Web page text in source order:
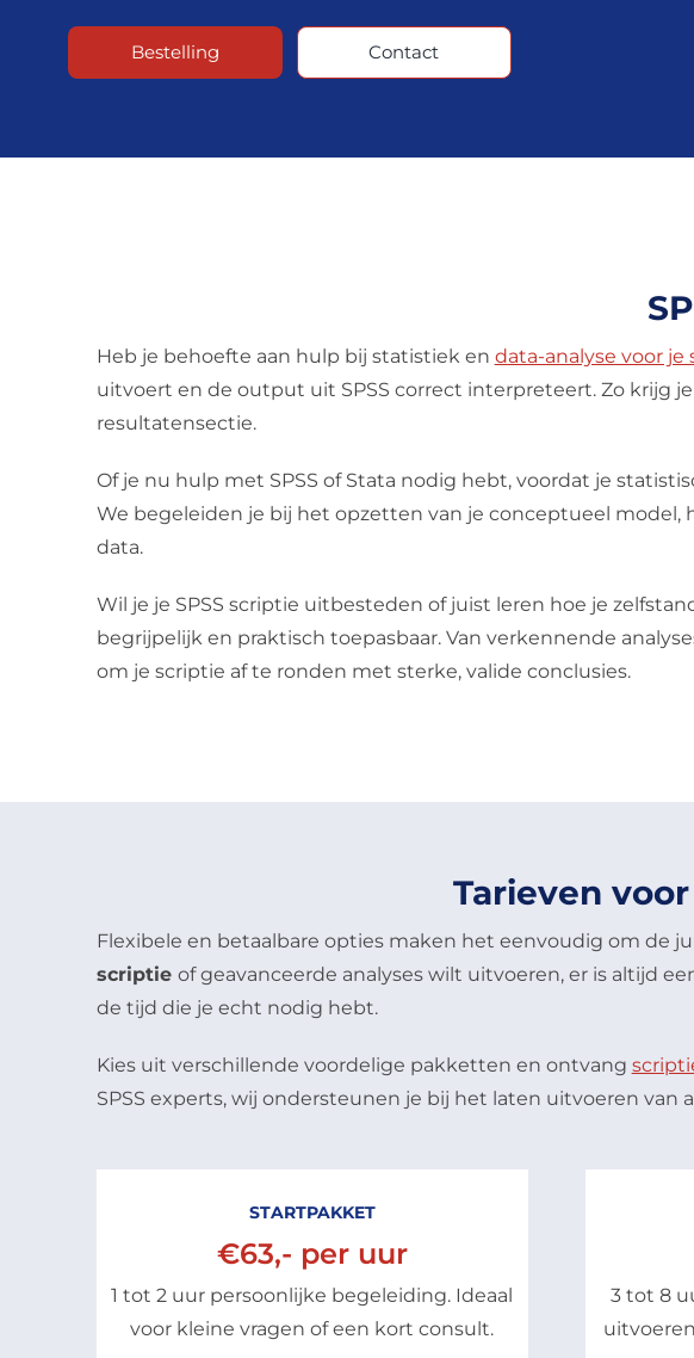
Bestelling Contact
Heb je behoefte aan hulp bij statistiek en data-analyse voor je
uitvoert en de output uit SPSS correct interpreteert. Zo krijg
resultatensectie.
Of je nu hulp met SPSS of Stata nodig hebt, voordat je
We begeleiden je bij het opzetten van je conceptueel model,
data.
Wil je je SPSS scriptie uitbesteden of juist leren hoe je
begrijpelijk en praktisch toepasbaar. Van verkennende
om je scriptie af te ronden met sterke, valide conclusies.
Tarieven
Flexibele en betaalbare opties maken het eenvoudig om de
scriptie of geavanceerde analyses wilt uitvoeren, er is altijd
de tijd die je echt nodig hebt.
Kies uit verschillende voordelige pakketten en ontvang
SPSS experts, wij ondersteunen je bij het laten uitvoeren van
STARTPAKKET
€63,- per uur
1 tot 2 uur persoonlijke begeleiding. Ideaal
voor kleine vragen of een kort consult.
3 tot 8